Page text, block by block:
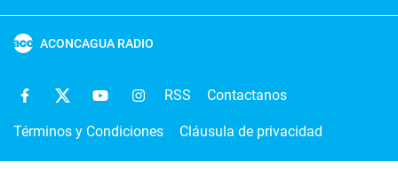
ACONCAGUA RADIO
RSS Contactanos
Términos y Condiciones Cláusula de privacidad